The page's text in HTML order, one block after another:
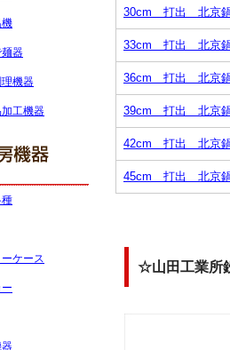
30cm 打出 北京
33cm 打出 北京
36cm 打出 北京
39cm 打出 北京
42cm 打出 北京
45cm 打出 北京
☆山田工業
器
機器
工機器
ケース